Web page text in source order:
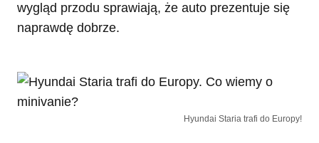
wygląd przodu sprawiają, że auto prezentuje się
naprawdę dobrze.
Hyundai Staria trafi do Europy!